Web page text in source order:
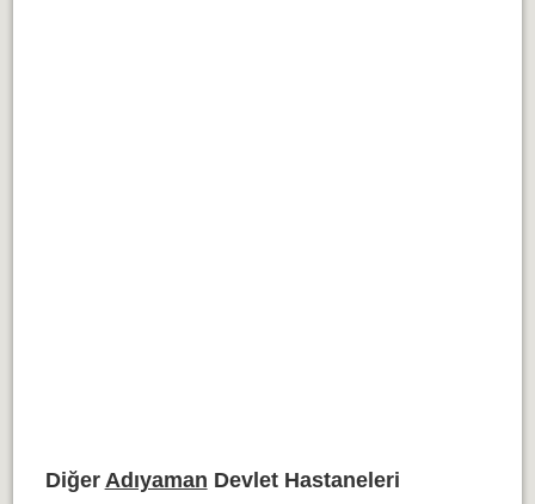
Diğer Adıyaman Devlet Hastaneleri